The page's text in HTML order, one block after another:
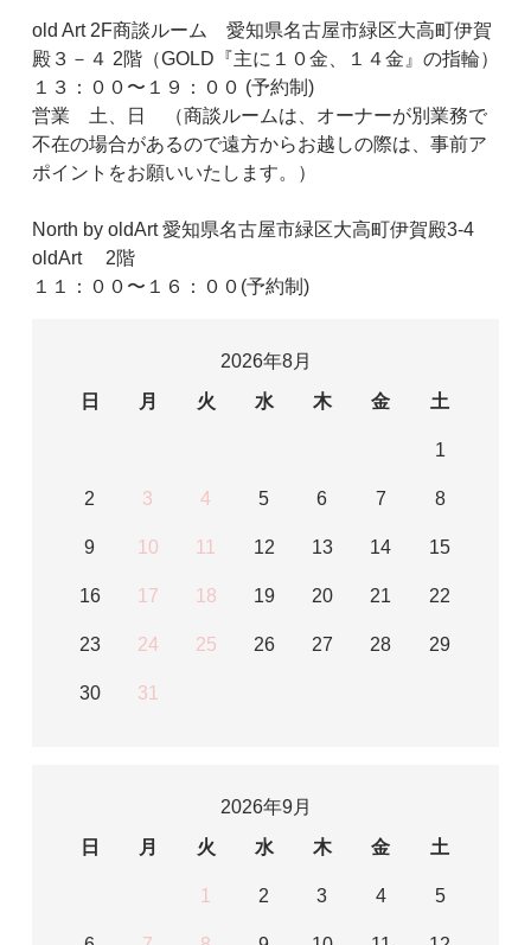
old Art 2F商談ルーム 愛知県名古屋市緑区大高町伊賀
殿３－４ 2階（GOLD『主に１０金、１４金』の指輪）
１３：００〜１９：００ (予約制)
営業 土、日 （商談ルームは、オーナーが別業務で
不在の場合があるので遠方からお越しの際は、事前ア
ポイントをお願いいたします。）
North by oldArt 愛知県名古屋市緑区大高町伊賀殿3-4
oldArt 2階
１１：００〜１６：００(予約制)
2026年8月
日
月 火 水 木 金 土
1
2 3 4 5 6 7 8
9 10 11 12 13 14 15
16 17 18 19 20 21 22
23 24 25 26 27 28 29
30 31
2026年9月
日
月 火 水 木 金 土
1 2 3 4 5